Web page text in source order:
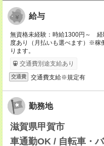
給与
無資格未経験：時給1300円～
度あり（月払いも選べます）※稼
ります。
交通費別途支給あり
交通費 交通費支給※規定有
勤務地
滋賀県甲賀市
車通勤OK / 自転車・